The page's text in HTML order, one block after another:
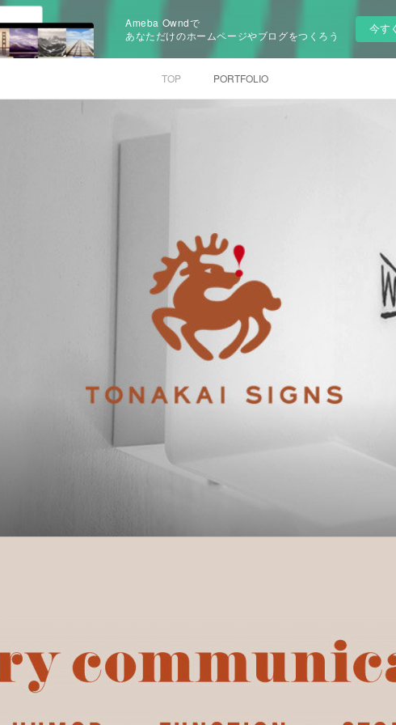
Ameba Owndで
あなただけのホームページやブログをつくろう
今す
TOP PORTFOLIO